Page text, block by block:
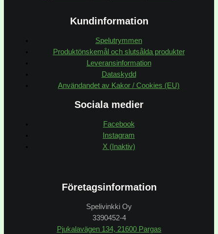
Kundinformation
Spelutrymmen
Produktönskemål och slutsålda produkter
Leveransinformation
Dataskydd
Användandet av Kakor / Cookies (EU)
Sociala medier
Facebook
Instagram
X (Inaktiv)
Företagsinformation
Spelivinkki Oy
3390452-4
Pjukalavägen 134, 21600 Pargas